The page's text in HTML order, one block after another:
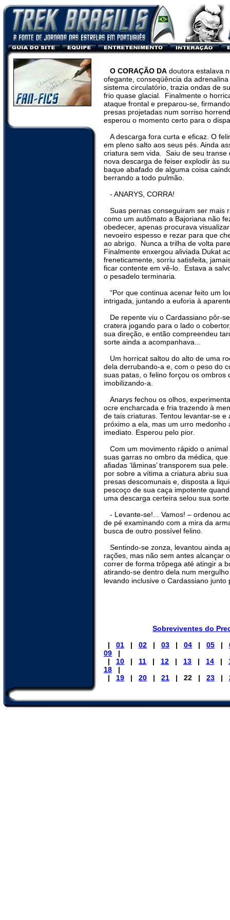
O CORAÇÃO DA doutora estalava
ofegante, conseqüência da
sistema circulatório, trazia ondas de
frio quase glacial.
Finalmente o
ataque frontal e preparou-se,
presas projetadas num sorriso
esperou o momento certo para o
A descarga fora curta e eficaz. O
em pleno salto aos seus pés. Ainda
criatura sem vida.
Saiu de seu transe
nova descarga de feiser explodir às
baque abafado de alguma coisa
berrando a todo pulmão.
- ANARYS, CORRA!
Suas pernas conseguiram ser mais
como um autômato a Bajoriana não
obedecer, apenas procurava
nevoeiro espesso e rezar para que
ao abrigo.
Nunca a trilha de volta
Finalmente enxergou aliviada Dukat
freneticamente, sorriu satisfeita,
ficar contente em vê-lo.
Estava a
o pesadelo terminaria.
“Por que continua acenar feito um
intrigada, juntando a euforia à
De repente viu o Cardassiano pôr-
cratera jogando para o lado o
sua direção, e então compreendeu
sorte ainda a acompanhava...
Um horricat saltou do alto de uma
dela derrubando-a e, com o peso do
suas patas, o felino forçou os ombros
imobilizando-a.
Anarys fechou os olhos,
ocre encharcada e fria trazendo à
de tais criaturas. Tentou levantar-se e
próximo a ela, mas um urro medonho
imediato. Esperou pelo pior.
Com um movimento rápido o
suas garras no ombro da médica,
afiadas ‘lâminas’ transporem sua
por sobre a vítima a criatura abriu
presas descomunais e, disposta a
pescoço de sua caça impotente
uma descarga certeira selou sua
- Levante-se!... Vamos! – ordenou
de pé examinando com a mira da
busca de outro possível felino.
Sentindo-se zonza, levantou ainda
rações, mas não sem antes alcançar
correr de forma trôpega até atingir a
atirando-se dentro dela num
levando inclusive o Cardassiano junto
Sobreviventes do
| 01 | 02 | 03 | 04 | 05 |
09 |
| 10 | 11 | 12 | 13 | 14 |
18 |
| 19 | 20 | 21 | 22 | 23 |